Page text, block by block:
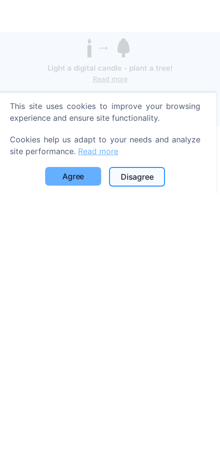
Light a digital candle - plant a tree!
Read more
1389
Information
About CEMETY
This site uses cookies to improve your browsing
experience and ensure site functionality.
Cookies help us adapt to your needs and analyze
site performance. Read more
Agree Disagree